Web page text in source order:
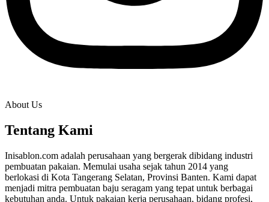
About Us
Tentang Kami
Inisablon.com adalah perusahaan yang bergerak dibidang industri
pembuatan pakaian. Memulai usaha sejak tahun 2014 yang
berlokasi di Kota Tangerang Selatan, Provinsi Banten. Kami dapat
menjadi mitra pembuatan baju seragam yang tepat untuk berbagai
kebutuhan anda. Untuk pakaian kerja perusahaan, bidang profesi,